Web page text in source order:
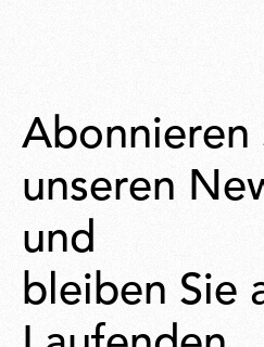
Abonnieren
unseren
und
bleiben Sie